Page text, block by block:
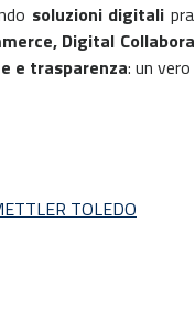
soluzioni digitali
Digital
e trasparenza: un
TOLEDO